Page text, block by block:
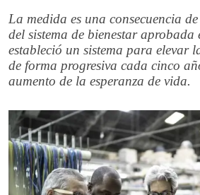
La medida es una consecuencia
del sistema de bienestar aprobada
estableció un sistema para elevar
de forma progresiva cada cinco
aumento de la esperanza de vida.